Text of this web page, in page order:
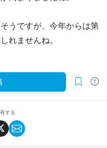
うですが、今年からは第
れませんね。
する